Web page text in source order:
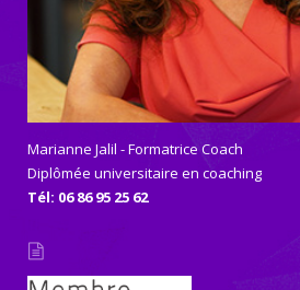
Marianne Jalil - Formatrice Coach
Diplômée universitaire en coaching
Tél: 06 86 95 25 62